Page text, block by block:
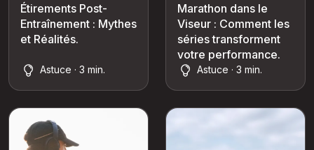
Étirements Post-
Entraînement : Mythes
et Réalités.
Astuce · 3 min.
Marathon dans le
Viseur : Comment les
séries transforment
votre performance.
Astuce · 3 min.